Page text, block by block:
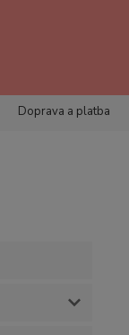
Doprava a platba